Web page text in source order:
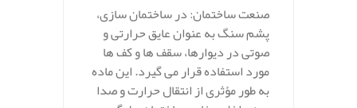
صنعت ساختمان: در ساختمان‌ سازی،
پشم سنگ به عنوان عایق حرارتی و
صوتی در دیوارها، سقف‌ ها و کف‌ ها
مورد استفاده قرار می‌ گیرد. این ماده
به طور مؤثری از انتقال حرارت و صدا